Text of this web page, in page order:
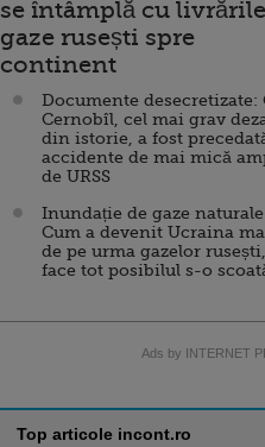
se întâmplă cu
gaze rusești spre
continent
Documente desecretizate:
Cernobîl, cel mai grav
din istorie, a fost
accidente de mai mică
de URSS
Inundație de gaze naturale
Cum a devenit Ucraina
de pe urma gazelor
face tot posibilul s-o
Ads by INTERNET
Top articole incont.ro